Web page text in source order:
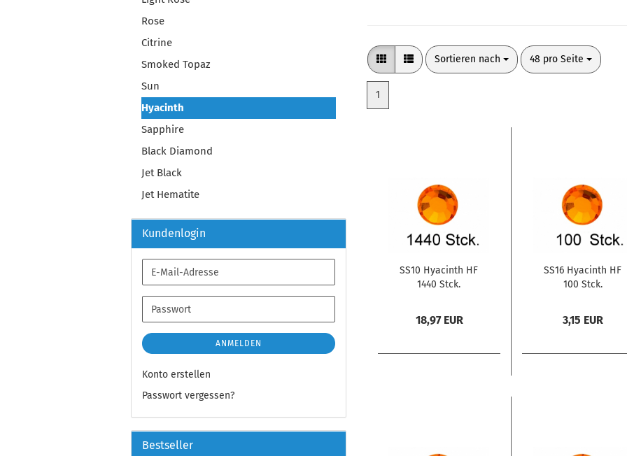
Sortieren nach
Sortieren nach 48 pro Seite
pro Seite
1
SS10 Hyacinth HF
1440 Stck.
18,97 EUR
SS16 Hyacinth HF
100 Stck.
3,15 EUR
Rose
Citrine
Smoked Topaz
Sun
Hyacinth
Sapphire
Black Diamond
Jet Black
Jet Hematite
Kundenlogin
E-
Mail-
Adresse
Passwort
ANMELDEN
Konto erstellen
Passwort vergessen?
Bestseller